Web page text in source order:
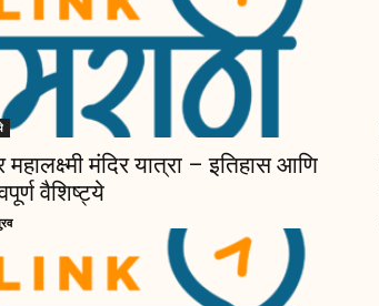
महालक्ष्मी मंदिर यात्रा – इतिहास आणि
वैशिष्ट्ये